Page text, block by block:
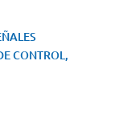
CONTROL,